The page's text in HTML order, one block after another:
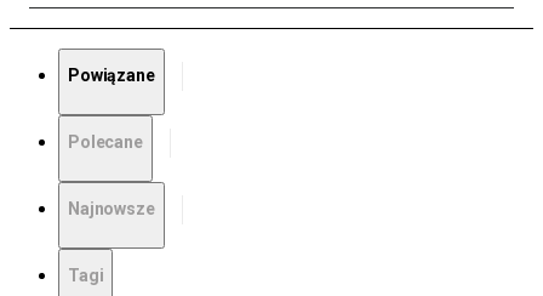
Powiązane
Polecane
Najnowsze
Tagi